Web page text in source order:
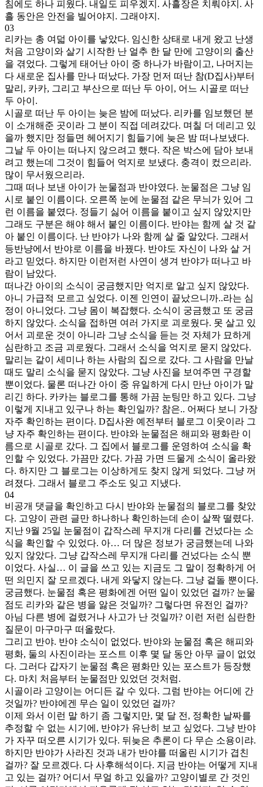
침에도 하나 피웠다. 내일도 피우겠지. 사흘장은 치뤄야지. 사
흘 동안은 안전을 빌어야지. 그래야지.
03
리카는 총 여덟 아이를 낳았다. 임신한 상태로 내게 왔고 난생
처음 고양이와 살기 시작한 난 얼추 한 달 만에 고양이의 출산
을 겪었다. 그렇게 태어난 아이 중 하나가 바람이고, 나머지는
다 새로운 집사를 만나 떠났다. 가장 먼저 떠난 참(D집사)부터
말리, 카카, 그리고 부산으로 떠난 두 아이, 어느 시골로 떠난
두 아이.
시골로 떠난 두 아이는 늦은 밤에 떠났다. 리카를 임보했던 분
이 소개해준 곳이라 그 분이 직접 데려갔다. 며칠 더 데리고 있
을까 했지만 정들면 헤어지기 힘들기에 늦은 밤 떠나보냈다.
그날 두 아이는 떠나지 않으려고 했다. 작은 박스에 담아 보내
려고 했는데 그것이 힘들어 억지로 보냈다. 충격이 컸으리라.
많이 무서웠으리라.
그때 떠나 보낸 아이가 눈물점과 반야였다. 눈물점은 그냥 임
시로 붙인 이름이다. 오른쪽 눈에 눈물점 같은 무늬가 있어 그
런 이름을 붙였다. 정들기 싫어 이름을 붙이고 싶지 않았지만
그래도 구분은 해야 해서 붙인 이름이다. 반야는 함께 살 것 같
아 붙인 이름이다. 난 반야가 나와 함께 살 줄 알았다. 그래서
등반냥에서 반야로 이름을 바꿨다. 반야도 자신이 나와 살 거
라고 믿었다. 하지만 이런저런 사연이 생겨 반야가 떠나고 바
람이 남았다.
떠나간 아이의 소식이 궁금했지만 억지로 알고 싶지 않았다.
아니 가급적 모르고 싶었다. 이젠 인연이 끝났으니까..라는 심
정이 아니었다. 그냥 몸이 복잡했다. 소식이 궁금했고 또 궁금
하지 않았다. 소식을 접하면 여러 가지로 괴로웠다. 못 살고 있
어서 괴로운 것이 아니라 그냥 소식을 듣는 것 자체가 묘하게
심란하고 조금 괴로웠다. 그래서 소식을 억지로 묻지 않았다.
말리는 같이 세미나 하는 사람의 집으로 갔다. 그 사람을 만날
때도 말리 소식을 묻지 않았다. 그냥 사진을 보여주면 구경할
뿐이었다. 물론 떠나간 아이 중 유일하게 다시 만난 아이가 말
리긴 하다. 카카는 블로그를 통해 가끔 눈팅만 하고 있다. 그냥
이렇게 지내고 있구나 하는 확인일까? 참은.. 어쩌다 보니 가장
자주 확인하는 편이다. D집사완 예전부터 블로그 이웃이라 그
냥 자주 확인하는 편이다. 반야와 눈물점은 해피와 평화란 이
름으로 시골로 갔다. 그 집에서 블로그를 운영하여 소식을 확
인할 수 있었다. 가끔만 갔다. 가끔 가면 드물게 소식이 올라왔
다. 하지만 그 블로그는 이상하게도 찾지 않게 되었다. 그냥 꺼
려졌다. 그래서 블로그 주소도 잊고 지냈다.
04
비공개 댓글을 확인하고 다시 반야와 눈물점의 블로그를 찾았
다. 고양이 관련 글만 하나하나 확인하는데 손이 살짝 떨렸다.
지난 9월 25일 눈물점이 갑작스레 무지개 다리를 건넜다는 소
식을 확인할 수 있었다. 아… 더 많은 정보가 궁금했는데 나와
있지 않았다. 그냥 갑작스레 무지개 다리를 건넜다는 소식 뿐
이었다. 사실… 이 글을 쓰고 있는 지금도 그 말이 정확하게 어
떤 의민지 잘 모르겠다. 내게 와닿지 않는다. 그냥 겉돌 뿐이다.
궁금했다. 눈물점 혹은 평화에겐 어떤 일이 있었던 걸까? 눈물
점도 리카와 같은 병을 앓은 것일까? 그렇다면 유전인 걸까?
아님 다른 병에 걸렸거나 사고가 난 것일까? 이런 저런 심란한
질문이 마구마구 떠올랐다.
그리고 반야. 반야 소식이 없었다. 반야와 눈물점 혹은 해피와
평화, 둘의 사진이라는 포스트 이후 몇 달 동안 아무 글이 없었
다. 그러다 갑자기 눈물점 혹은 평화만 있는 포스트가 등장했
다. 마치 처음부터 눈물점만 있었던 것처럼.
시골이라 고양이는 어디든 갈 수 있다. 그럼 반야는 어디에 간
것일까? 반야에겐 무슨 일이 있었던 걸까?
이제 와서 이런 말 하기 좀 그렇지만, 몇 달 전, 정확한 날짜를
추정할 수 없는 시기에, 반야가 유난히 보고 싶었다. 그냥 반야
가 자꾸 떠오른 시기가 있다. 뒤늦은 추론이 다 무슨 소용이랴.
하지만 반야가 사라진 것과 내가 반야를 떠올린 시기가 겹친
걸까? 잘 모르겠다. 다 사후해석이다. 지금 반야는 어떻게 지내
고 있는 걸까? 어디서 무얼 하고 있을까? 고양이별로 간 것인